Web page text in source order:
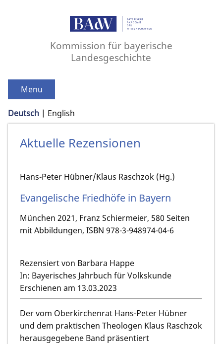
Kommission für bayerische
Landesgeschichte
Menu
Deutsch English
Aktuelle Rezensionen
Hans-Peter Hübner/Klaus Raschzok (Hg.)
Evangelische Friedhöfe in Bayern
München 2021, Franz Schiermeier, 580 Seiten
mit Abbildungen, ISBN 978-3-948974-04-6
Rezensiert von Barbara Happe
In: Bayerisches Jahrbuch für Volkskunde
Erschienen am 13.03.2023
Der vom Oberkirchenrat Hans-Peter Hübner
und dem praktischen Theologen Klaus Raschzok
herausgegebene Band präsentiert